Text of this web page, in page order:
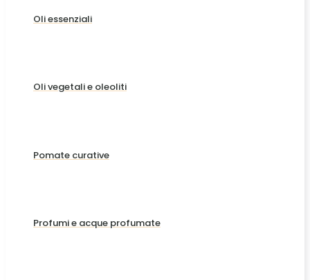
Oli essenziali
Oli vegetali e oleoliti
Pomate curative
Profumi e acque profumate